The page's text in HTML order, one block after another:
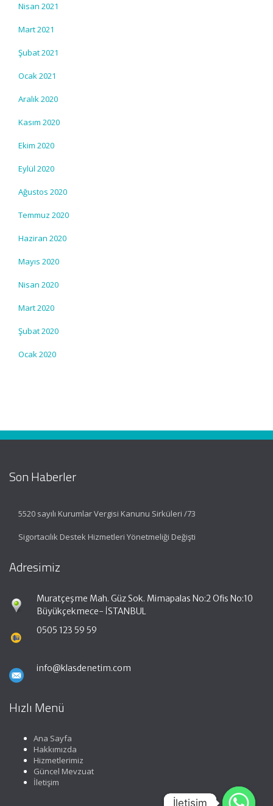
Nisan 2021
Mart 2021
Şubat 2021
Ocak 2021
Aralık 2020
Kasım 2020
Ekim 2020
Eylül 2020
Ağustos 2020
Temmuz 2020
Haziran 2020
Mayıs 2020
Nisan 2020
Mart 2020
Şubat 2020
Ocak 2020
Son Haberler
5520 sayılı Kurumlar Vergisi Kanunu Sirküleri /73
Sigortacılık Destek Hizmetleri Yönetmeliği Değişti
Adresimiz
Muratçeşme Mah. Güz Sok. Mimapalas No:2 Ofis No:10
Büyükçekmece- İSTANBUL
0505 123 59 59
info@klasdenetim.com
Hızlı Menü
Ana Sayfa
Hakkımızda
Hizmetlerimiz
Güncel Mevzuat
İletişim
İletişim
İletişim